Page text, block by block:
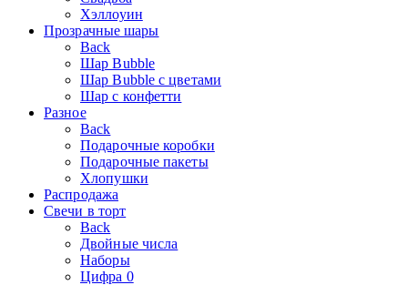
Хэллоуин
Прозрачные шары
Back
Шар Bubble
Шар Bubble с цветами
Шар с конфетти
Разное
Back
Подарочные коробки
Подарочные пакеты
Хлопушки
Распродажа
Свечи в торт
Back
Двойные числа
Наборы
Цифра 0